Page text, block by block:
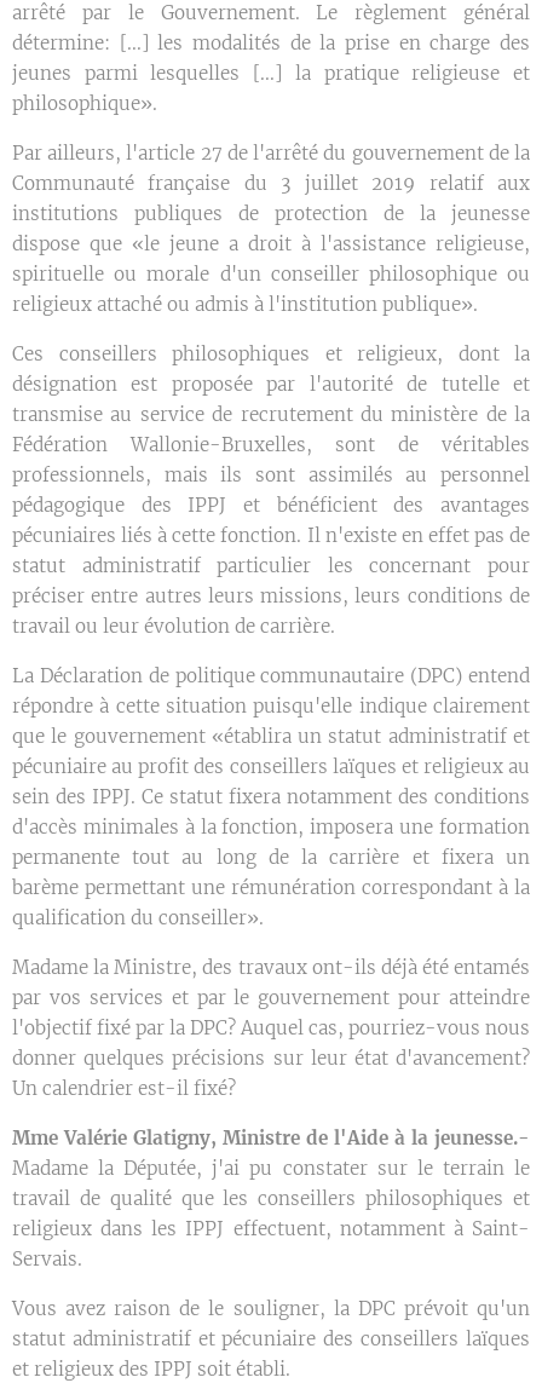
arrêté par le Gouvernement. Le règlement général
détermine: [...] les modalités de la prise en charge des
jeunes parmi lesquelles [...] la pratique religieuse et
philosophique».
Par ailleurs, l'article 27 de l'arrêté du gouvernement de la
Communauté française du 3 juillet 2019 relatif aux
institutions publiques de protection de la jeunesse
dispose que «le jeune a droit à l'assistance religieuse,
spirituelle ou morale d'un conseiller philosophique ou
religieux attaché ou admis à l'institution publique».
Ces conseillers philosophiques et religieux, dont la
désignation est proposée par l'autorité de tutelle et
transmise au service de recrutement du ministère de la
Fédération Wallonie-Bruxelles, sont de véritables
professionnels, mais ils sont assimilés au personnel
pédagogique des IPPJ et bénéficient des avantages
pécuniaires liés à cette fonction. Il n'existe en effet pas de
statut administratif particulier les concernant pour
préciser entre autres leurs missions, leurs conditions de
travail ou leur évolution de carrière.
La Déclaration de politique communautaire (DPC) entend
répondre à cette situation puisqu'elle indique clairement
que le gouvernement «établira un statut administratif et
pécuniaire au profit des conseillers laïques et religieux au
sein des IPPJ. Ce statut fixera notamment des conditions
d'accès minimales à la fonction, imposera une formation
permanente tout au long de la carrière et fixera un
barème permettant une rémunération correspondant à la
qualification du conseiller».
Madame la Ministre, des travaux ont-ils déjà été entamés
par vos services et par le gouvernement pour atteindre
l'objectif fixé par la DPC? Auquel cas, pourriez-vous nous
donner quelques précisions sur leur état d'avancement?
Un calendrier est-il fixé?
Mme Valérie Glatigny, Ministre de l'Aide à la jeunesse.-
Madame la Députée, j'ai pu constater sur le terrain le
travail de qualité que les conseillers philosophiques et
religieux dans les IPPJ effectuent, notamment à Saint-
Servais.
Vous avez raison de le souligner, la DPC prévoit qu'un
statut administratif et pécuniaire des conseillers laïques
et religieux des IPPJ soit établi.